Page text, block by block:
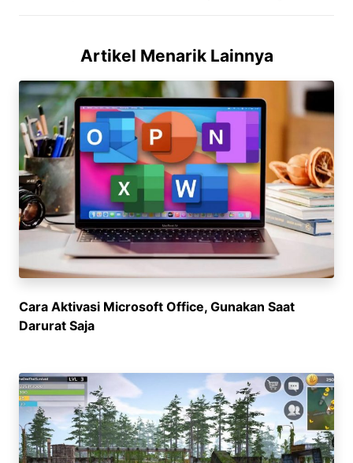
Artikel Menarik Lainnya
Cara Aktivasi Microsoft Office, Gunakan Saat
Darurat Saja